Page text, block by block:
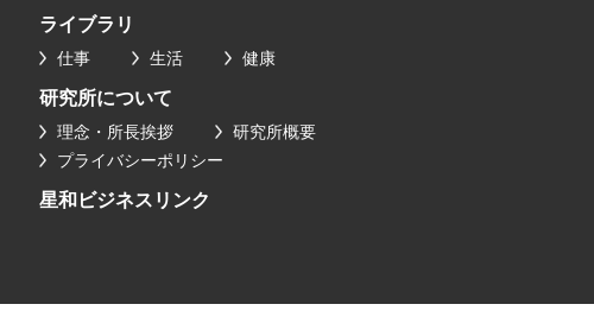
ライブラリ
仕事 生活 健康
研究所について
理念・所長挨拶
研究所概要
プライバシーポリシー
星和ビジネスリンク